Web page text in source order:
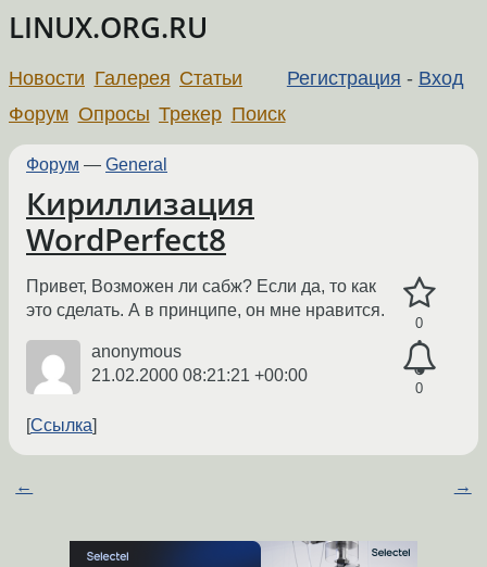
LINUX.ORG.RU
Регистрация - Вход
Новости Галерея Статьи
Форум Опросы Трекер Поиск
Форум — General
Кириллизация
WordPerfect8
0
0
Привет, Возможен ли сабж? Если да, то как
это сделать. А в принципе, он мне нравится.
anonymous
21.02.2000 08:21:21 +00:00
Ссылка
← →